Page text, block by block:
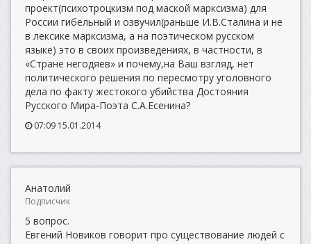
проект(психотроцкизм под маской марксизма) для
России гибельный и озвучил(раньше И.В.Сталина и не
в лексике марксизма, а на поэтическом русском
языке) это в своих произведениях, в частности, в
«Стране негодяев» и почему,на Ваш взгляд, нет
политического решения по пересмотру уголовного
дела по факту жестокого убийства Достояния
Русского Мира-Поэта С.А.Есенина?
07:09 15.01.2014
Анатолий
Подписчик
5 вопрос.
Евгений Новиков говорит про существование людей с